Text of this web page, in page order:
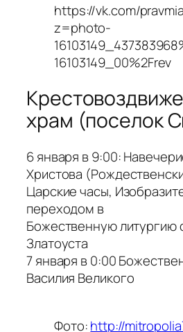
https://vk.com/
z=photo-
16103149_00%2Frev
храм (поселок
6 января в 9:00:
Христова
Царские часы,
переходом в
Божественную литургию
Златоуста
7 января в 0:00
Василия Великого
Фото:http://